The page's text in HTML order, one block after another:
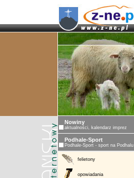
Nowiny
aktualności, kalendarz imprez
Podhale-Sport
Podhale-Sport - sport na Podhalu
felietony
opowiadania